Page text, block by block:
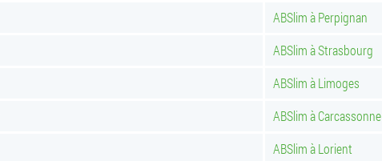
ABSlim à Perpignan
ABSlim à Strasbourg
ABSlim à Limoges
ABSlim à Carcassonne
ABSlim à Lorient